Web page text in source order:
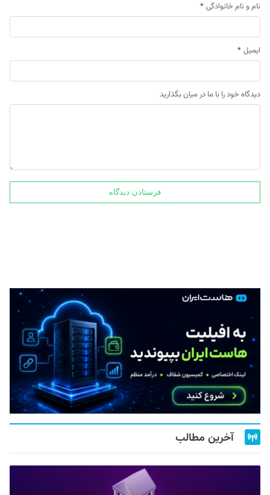
نام و نام خانوادگی *
ایمیل *
دیدگاه خود را با ما در میان بگذارید
آخرین مطالب